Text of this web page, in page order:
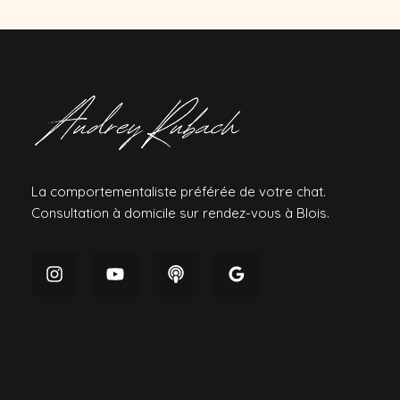
La comportementaliste préférée de votre chat.
Consultation à domicile sur rendez-vous à Blois.